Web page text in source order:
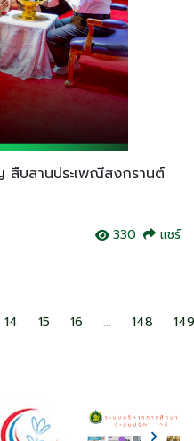
สืบสานประเพณีสงกรานต์
330
แชร์
14 15 16 ... 148 149